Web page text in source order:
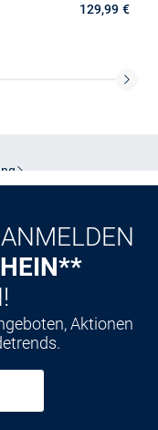
129,99 €
Aktionen